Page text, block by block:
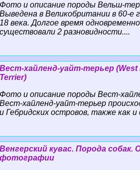
Фото и описание породы Вельш-
Выведена в Великобритании в 60-е
18 века. Долгое время одновременно
существовали 2 разновидности....
Вест-хайленд-уайт-терьер (West
Terrier)
Фото и описание породы Вест-
Вест-хайленд-уайт-терьер
и Гебридских островов, также как
Венгерский кувас. Порода собак.
фотографии